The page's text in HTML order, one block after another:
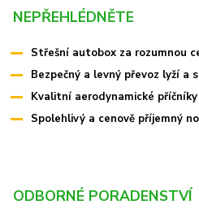
NEPŘEHLÉDNĚTE
Střešní autobox za rozumnou
Bezpečný a levný převoz lyží a
Kvalitní aerodynamické
Spolehlivý a cenově příjemný
ODBORNÉ PORADENSTVÍ